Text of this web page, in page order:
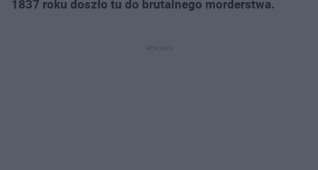
1837 roku doszło tu do brutalnego morderstwa.